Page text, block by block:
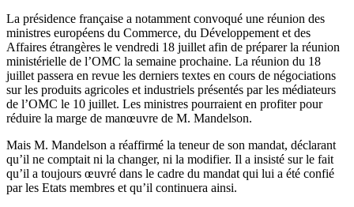
La présidence française a notamment convoqué une réunion des
ministres européens du Commerce, du Développement et des
Affaires étrangères le vendredi 18 juillet afin de préparer la réunion
ministérielle de l’OMC la semaine prochaine. La réunion du 18
juillet passera en revue les derniers textes en cours de négociations
sur les produits agricoles et industriels présentés par les médiateurs
de l’OMC le 10 juillet. Les ministres pourraient en profiter pour
réduire la marge de manœuvre de M. Mandelson.
Mais M. Mandelson a réaffirmé la teneur de son mandat, déclarant
qu’il ne comptait ni la changer, ni la modifier. Il a insisté sur le fait
qu’il a toujours œuvré dans le cadre du mandat qui lui a été confié
par les Etats membres et qu’il continuera ainsi.